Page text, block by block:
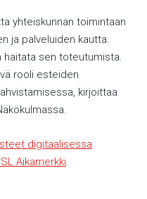
yhteiskunnan toimintaan
ja palveluiden kautta.
haitata sen toteutumista.
rooli esteiden
kirjoittaa
digitaalisessa
Aikamerkki.